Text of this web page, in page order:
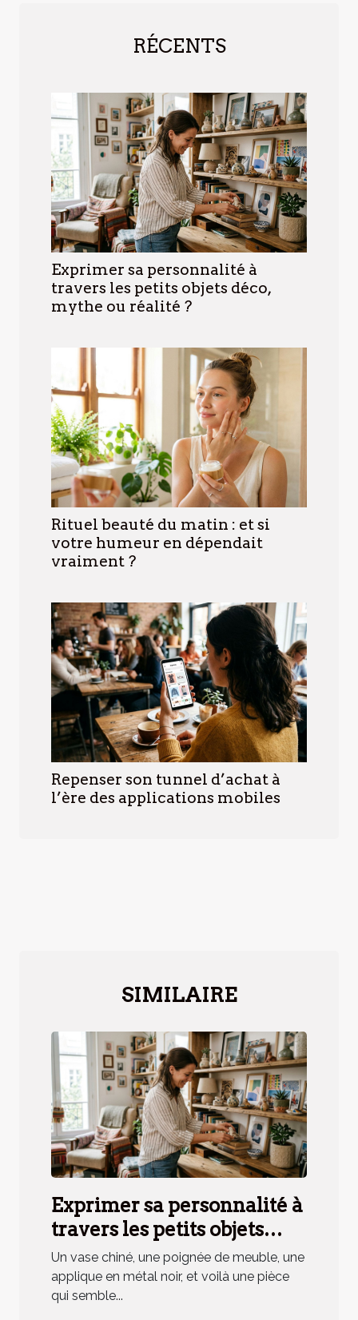
RÉCENTS
Exprimer sa personnalité à
travers les petits objets déco,
mythe ou réalité ?
Rituel beauté du matin : et si
votre humeur en dépendait
vraiment ?
Repenser son tunnel d’achat à
l’ère des applications mobiles
SIMILAIRE
Exprimer sa personnalité à
travers les petits objets
déco, mythe ou réalité ?
Un vase chiné, une poignée de meuble, une
applique en métal noir, et voilà une pièce
qui semble...